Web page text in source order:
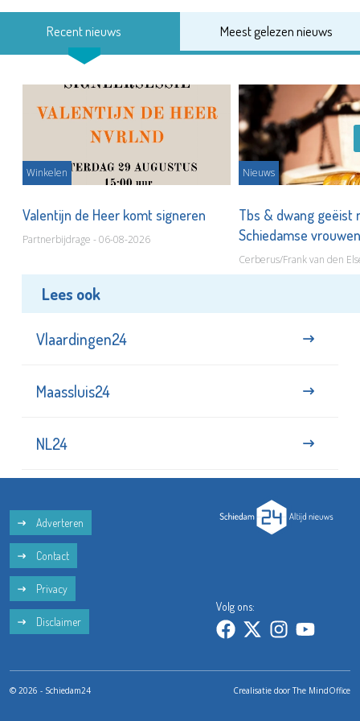
Recent nieuws Meest gelezen nieuws
Partnerbijdrage - 06-08-2026
Nieuws
Schiedamse
Cerberus/Frank van den
Lees ook
Vlaardingen24
Contact
Privacy
Disclaimer
© 2026 - Schiedam24 Crealisatie doorThe MindOffice